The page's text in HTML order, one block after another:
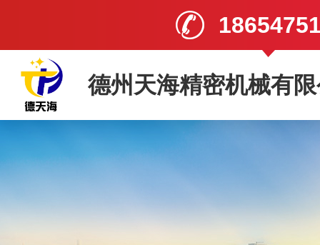
德州天海精密机械有